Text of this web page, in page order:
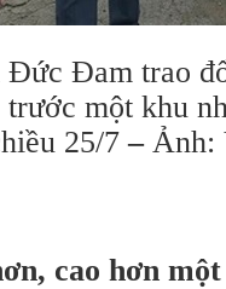
Đam trao
một khu
25/7 – Ảnh:
cao hơn